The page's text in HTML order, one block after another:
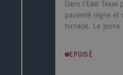
Dans l'East
pauvreté règne et
tornade. Le jeune
Sabine. Il est
de l'Homme-
EPUISÉ